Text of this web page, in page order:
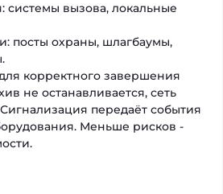
вызова, локальные
посты охраны, шлагбаумы,
корректного завершения
не останавливается, сеть
передаёт события
Меньше рисков -